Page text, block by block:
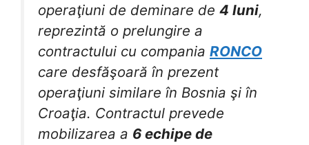
operaţiuni de deminare de 4 luni,
reprezintă o prelungire a
contractului cu compania RONCO
care desfăşoară în prezent
operaţiuni similare în Bosnia şi în
Croaţia. Contractul prevede
mobilizarea a 6 echipe de